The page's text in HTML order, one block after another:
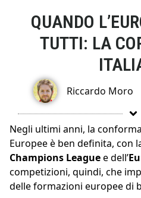
QUANDO
TUTTI: LA
Riccardo Moro
Negli ultimi anni, la
Europee è ben definita, con
Champions Leaguee dell’
competizioni, quindi, che
delle formazioni europee di